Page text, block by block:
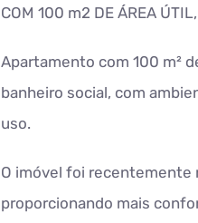
COM 100 m2 DE ÁREA
Apartamento com 100 m²
banheiro social, com
uso.
O imóvel foi recentemente
proporcionando mais